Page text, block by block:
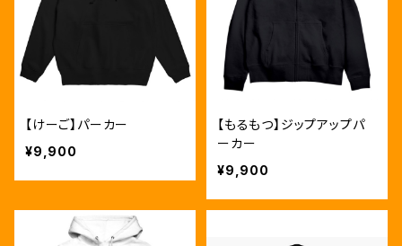
【けーご】パーカー
¥9,900
【もるもつ】ジップアップパ
ーカー
¥9,900